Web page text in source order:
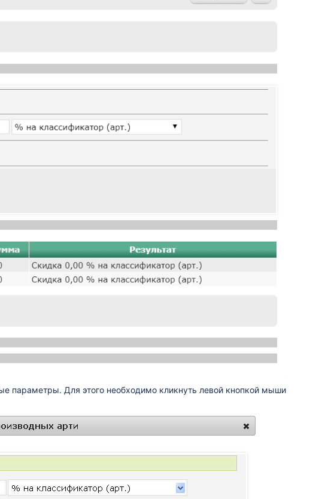
параметры. Для этого необходимо кликнуть левой кнопкой мыши